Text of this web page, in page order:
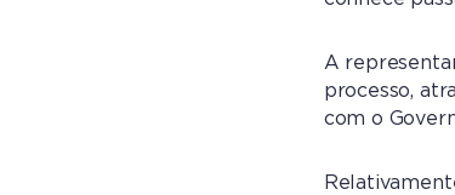
A
processo,
com o